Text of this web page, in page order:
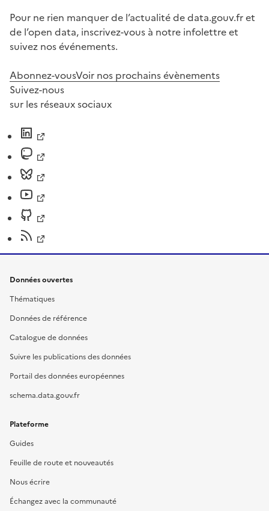
Pour ne rien manquer de l’actualité de data.gouv.fr et
de l’open data, inscrivez-vous à notre infolettre et
suivez nos événements.
Abonnez-vousVoir nos prochains évènements
Suivez-nous
sur les réseaux sociaux
Données ouvertes
Thématiques
Données de référence
Catalogue de données
Suivre les publications des données
Portail des données européennes
schema.data.gouv.fr
Plateforme
Guides
Feuille de route et nouveautés
Nous écrire
Échangez avec la communauté